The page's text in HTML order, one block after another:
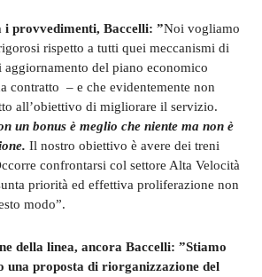
provvedimenti, Baccelli: ”Noi vogliamo
rispetto a tutti quei meccanismi di
del piano economico
contratto – e che evidentemente non
all’obiettivo di migliorare il servizio.
un bonus è meglio che niente ma non è
Il nostro obiettivo è avere dei treni
confrontarsi col settore Alta Velocità
priorità ed effettiva proliferazione non
modo”.
della linea, ancora Baccelli: ”Stiamo
una proposta di riorganizzazione del